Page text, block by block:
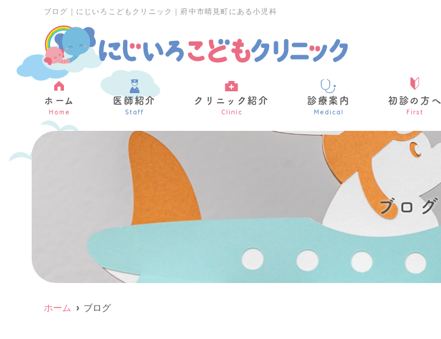
ブログ｜にじいろこどもクリニック｜府中市晴見町にある小児科
ホーム
Home
医師紹介
Staff
クリニック紹介
Clinic
診療案内
Medical
初診の方へ
First
ブログ
ホーム ブログ